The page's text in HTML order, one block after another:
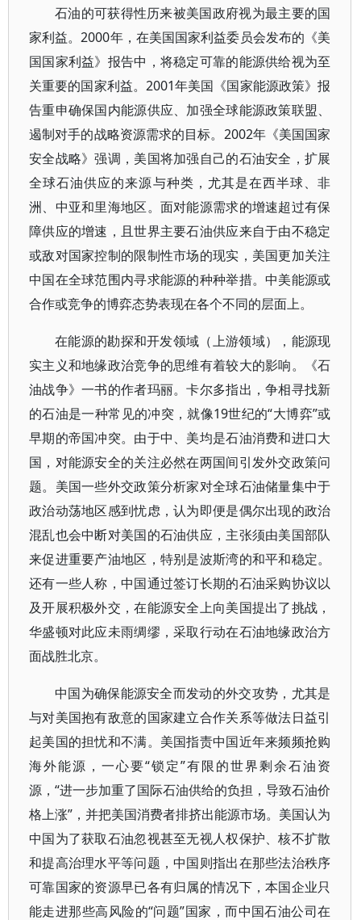
石油的可获得性历来被美国政府视为最主要的国
家利益。2000年，在美国国家利益委员会发布的《美
国国家利益》报告中，将稳定可靠的能源供给视为至
关重要的国家利益。2001年美国《国家能源政策》报
告重申确保国内能源供应、加强全球能源政策联盟、
遏制对手的战略资源需求的目标。2002年《美国国家
安全战略》强调，美国将加强自己的石油安全，扩展
全球石油供应的来源与种类，尤其是在西半球、非
洲、中亚和里海地区。面对能源需求的增速超过有保
障供应的增速，且世界主要石油供应来自于由不稳定
或敌对国家控制的限制性市场的现实，美国更加关注
中国在全球范围内寻求能源的种种举措。中美能源或
合作或竞争的博弈态势表现在各个不同的层面上。
在能源的勘探和开发领域（上游领域），能源现
实主义和地缘政治竞争的思维有着较大的影响。《石
油战争》一书的作者玛丽。卡尔多指出，争相寻找新
的石油是一种常见的冲突，就像19世纪的“大博弈”或
早期的帝国冲突。由于中、美均是石油消费和进口大
国，对能源安全的关注必然在两国间引发外交政策问
题。美国一些外交政策分析家对全球石油储量集中于
政治动荡地区感到忧虑，认为即便是偶尔出现的政治
混乱也会中断对美国的石油供应，主张须由美国部队
来促进重要产油地区，特别是波斯湾的和平和稳定。
还有一些人称，中国通过签订长期的石油采购协议以
及开展积极外交，在能源安全上向美国提出了挑战，
华盛顿对此应未雨绸缪，采取行动在石油地缘政治方
面战胜北京。
中国为确保能源安全而发动的外交攻势，尤其是
与对美国抱有敌意的国家建立合作关系等做法日益引
起美国的担忧和不满。美国指责中国近年来频频抢购
海外能源，一心要“锁定”有限的世界剩余石油资
源，“进一步加重了国际石油供给的负担，导致石油价
格上涨”，并把美国消费者排挤出能源市场。美国认为
中国为了获取石油忽视甚至无视人权保护、核不扩散
和提高治理水平等问题，中国则指出在那些法治秩序
可靠国家的资源早已各有归属的情况下，本国企业只
能走进那些高风险的“问题”国家，而中国石油公司在